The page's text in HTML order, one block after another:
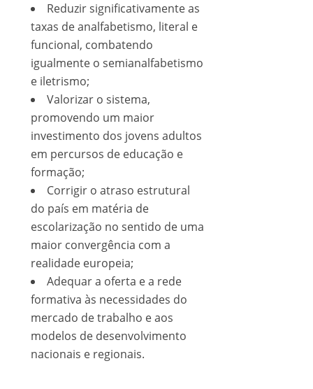
Reduzir significativamente as
taxas de analfabetismo, literal e
funcional, combatendo
igualmente o semianalfabetismo
e iletrismo;
Valorizar o sistema,
promovendo um maior
investimento dos jovens adultos
em percursos de educação e
formação;
Corrigir o atraso estrutural
do país em matéria de
escolarização no sentido de uma
maior convergência com a
realidade europeia;
Adequar a oferta e a rede
formativa às necessidades do
mercado de trabalho e aos
modelos de desenvolvimento
nacionais e regionais.